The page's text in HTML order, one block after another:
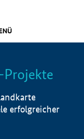
Info
Projekte
erfolgreicher